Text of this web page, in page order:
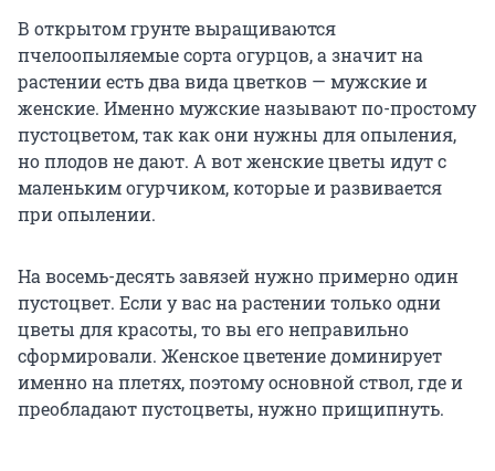
В открытом грунте выращиваются
пчелоопыляемые сорта огурцов, а значит на
растении есть два вида цветков — мужские и
женские. Именно мужские называют по-простому
пустоцветом, так как они нужны для опыления,
но плодов не дают. А вот женские цветы идут с
маленьким огурчиком, которые и развивается
при опылении.
На восемь-десять завязей нужно примерно один
пустоцвет. Если у вас на растении только одни
цветы для красоты, то вы его неправильно
сформировали. Женское цветение доминирует
именно на плетях, поэтому основной ствол, где и
преобладают пустоцветы, нужно прищипнуть.